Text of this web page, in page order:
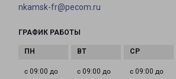
nkamsk-fr@pecom.ru
ГРАФИК РАБОТЫ
с 09:00 до
с 09:00 до
с 09:00 до